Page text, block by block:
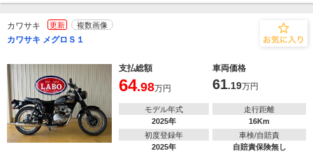
カワサキ 更新 複数画像
カワサキ メグロＳ１
支払総額 車両価格
64.98万円 61.19万円
モデル年式
2025年
走行距離
16Km
初度登録年
2025年
車検/自賠責
自賠責保険無し